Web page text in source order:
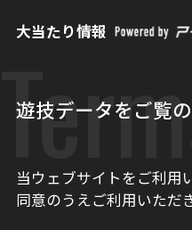
大当たり情報
遊技データをご覧
当ウェブサイトをご利用
同意のうえご利用いただ